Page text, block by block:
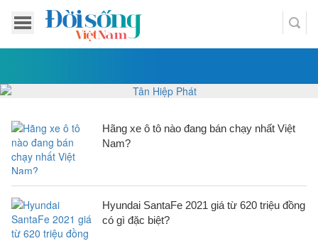
Hãng xe ô tô nào đang bán chạy nhất Việt
Nam?
Hyundai SantaFe 2021 giá từ 620 triệu đồng
có gì đặc biệt?